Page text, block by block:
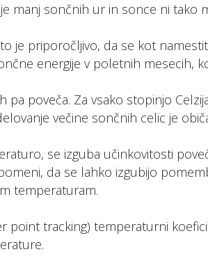
manj sončnih ur in sonce ni tako
je priporočljivo, da se kot
energije v poletnih mesecih,
poveča. Za vsako stopinjo
večine sončnih celic je
se izguba učinkovitosti
da se lahko izgubijo
temperaturam.
tracking) temperaturni